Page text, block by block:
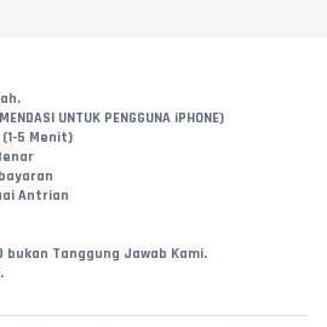
UNTUK PENGGUNA iPHONE)
5 Menit)
Antrian
bukan Tanggung Jawab Kami.